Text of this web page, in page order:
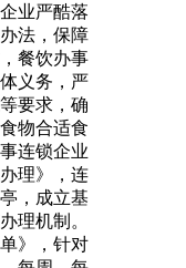
业严酷落
法，保障
餐饮办事
义务，严
要求，确
物合适食
连锁企业
理》，连
，成立基
理机制。
》，针对